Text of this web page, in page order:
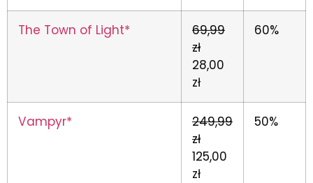
The Town of Light*
69,99
zł
28,00
zł
60%
Vampyr*
249,99
zł
125,00
zł
50%